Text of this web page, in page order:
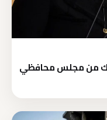
كوك من مجلس محافظي